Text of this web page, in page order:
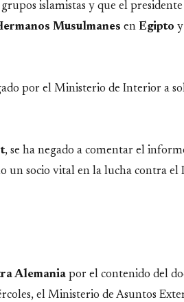
islamistas y que el
Musulmanes en Egipto
por el Ministerio de Interior a
, se ha negado a comentar el
un socio vital en la lucha contra el
Alemania por el contenido del
el Ministerio de Asuntos